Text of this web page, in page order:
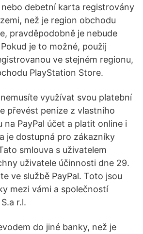
debetní karta registrovány
než je region obchodu
pravděpodobně je nebude
je to možné, použij
ve stejném regionu,
PlayStation Store.
využívat svou platební
převést peníze z vlastního
na PayPal účet a platit online i
je dostupná pro zákazníky
smlouva s uživatelem
uživatele účinnosti dne 29.
ve službě PayPal. Toto jsou
mezi vámi a společností
r.l.
do jiné banky, než je